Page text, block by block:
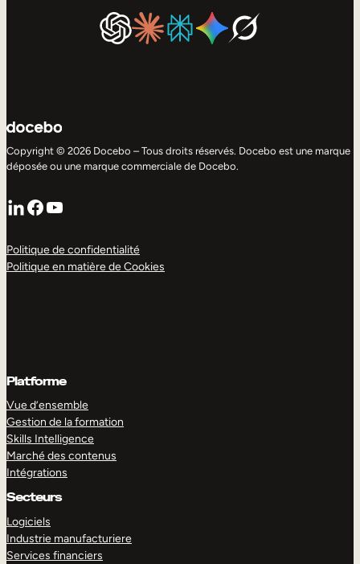
Copyright © 2026 Docebo – Tous droits réservés. Docebo est une marque
déposée ou une marque commerciale de Docebo.
LinkedIn
Facebook
YouTube
Politique de confidentialité
Politique en matière de Cookies
Platforme
Vue d’ensemble
Gestion de la formation
Skills Intelligence
Marché des contenus
Intégrations
Secteurs
Logiciels
Industrie manufacturiere
Services financiers